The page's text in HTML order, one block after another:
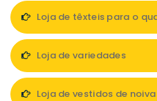
Loja de têxteis para o
Loja de variedades
Loja de vestidos de noiva